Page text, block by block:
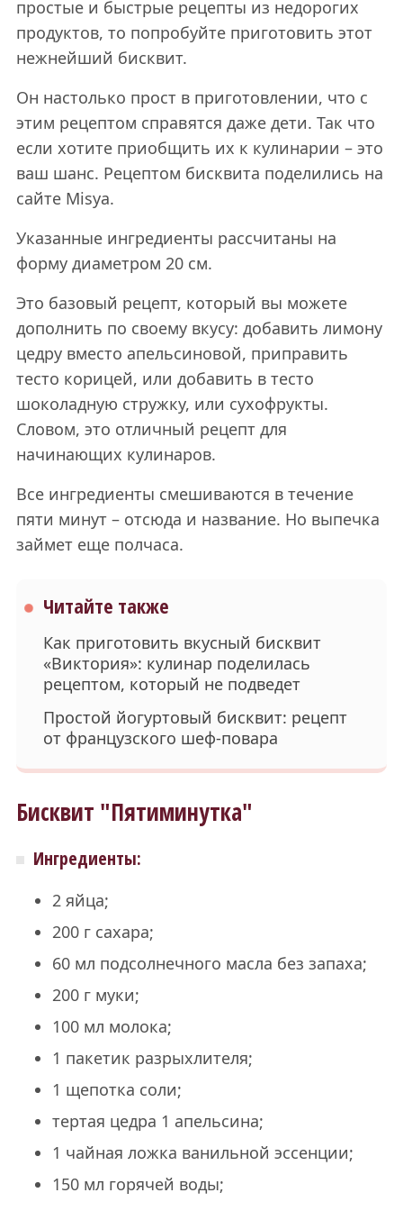
простые и быстрые рецепты из недорогих
продуктов, то попробуйте приготовить этот
нежнейший бисквит.
Он настолько прост в приготовлении, что с
этим рецептом справятся даже дети. Так что
если хотите приобщить их к кулинарии – это
ваш шанс. Рецептом бисквита поделились на
сайте Misya.
Указанные ингредиенты рассчитаны на
форму диаметром 20 см.
Это базовый рецепт, который вы можете
дополнить по своему вкусу: добавить лимону
цедру вместо апельсиновой, приправить
тесто корицей, или добавить в тесто
шоколадную стружку, или сухофрукты.
Словом, это отличный рецепт для
начинающих кулинаров.
Все ингредиенты смешиваются в течение
пяти минут – отсюда и название. Но выпечка
займет еще полчаса.
Читайте также
Как приготовить вкусный бисквит
«Виктория»: кулинар поделилась
рецептом, который не подведет
Простой йогуртовый бисквит: рецепт
от французского шеф-повара
Бисквит "Пятиминутка"
Ингредиенты:
2 яйца;
200 г сахара;
60 мл подсолнечного масла без запаха;
200 г муки;
100 мл молока;
1 пакетик разрыхлителя;
1 щепотка соли;
тертая цедра 1 апельсина;
1 чайная ложка ванильной эссенции;
150 мл горячей воды;